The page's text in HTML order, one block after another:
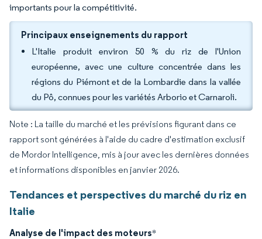
importants pour la compétitivité.
Principaux enseignements du rapport
L'Italie produit environ 50 % du riz de l'Union
européenne, avec une culture concentrée dans les
régions du Piémont et de la Lombardie dans la vallée
du Pô, connues pour les variétés Arborio et Carnaroli.
Note : La taille du marché et les prévisions figurant dans ce
rapport sont générées à l'aide du cadre d'estimation exclusif
de Mordor Intelligence, mis à jour avec les dernières données
et informations disponibles en janvier 2026.
Tendances et perspectives du marché du riz en
Italie
Analyse de l'impact des moteurs*